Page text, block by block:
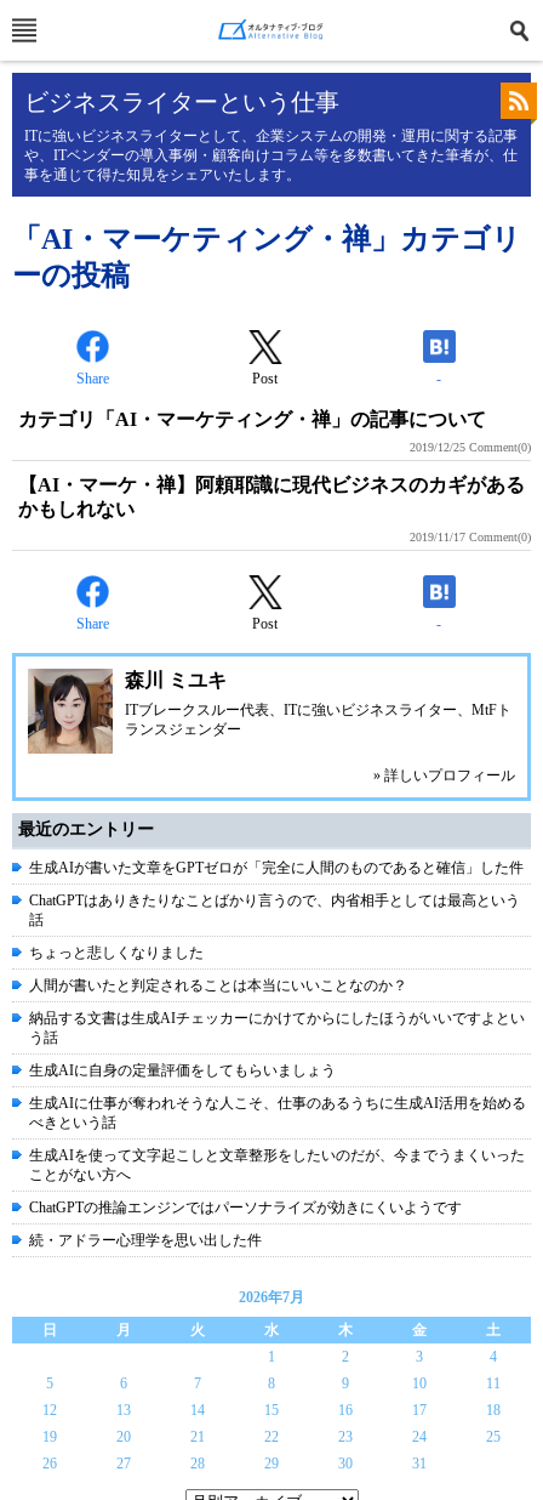
ビジネスライターという仕事
ITに強いビジネスライターとして、企業システムの開発・運用に関する記事
や、ITベンダーの導入事例・顧客向けコラム等を多数書いてきた筆者が、仕
事を通じて得た知見をシェアいたします。
「AI・マーケティング・禅」カテゴリ
ーの投稿
Share Post -
カテゴリ「AI・マーケティング・禅」の記事について
2019/12/25 Comment(0)
【AI・マーケ・禅】阿頼耶識に現代ビジネスのカギがある
かもしれない
2019/11/17 Comment(0)
Share Post -
森川 ミユキ
ITブレークスルー代表、ITに強いビジネスライター、MtFト
ランスジェンダー
» 詳しいプロフィール
最近のエントリー
生成AIが書いた文章をGPTゼロが「完全に人間のものであると確信」した件
ChatGPTはありきたりなことばかり言うので、内省相手としては最高という
話
ちょっと悲しくなりました
人間が書いたと判定されることは本当にいいことなのか？
納品する文書は生成AIチェッカーにかけてからにしたほうがいいですよとい
う話
生成AIに自身の定量評価をしてもらいましょう
生成AIに仕事が奪われそうな人こそ、仕事のあるうちに生成AI活用を始める
べきという話
生成AIを使って文字起こしと文章整形をしたいのだが、今までうまくいった
ことがない方へ
ChatGPTの推論エンジンではパーソナライズが効きにくいようです
続・アドラー心理学を思い出した件
2026年7月
日
月 火 水 木 金
土
1
2 3
4
5
6 7 8 9 10
11
12
13 14 15 16 17
18
19
20 21 22 23 24
25
26
27 28 29 30 31